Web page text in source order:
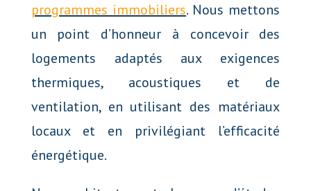
programmes immobiliers. Nous mettons
un point d’honneur à concevoir des
logements adaptés aux exigences
thermiques, acoustiques et de
ventilation, en utilisant des matériaux
locaux et en privilégiant l’efficacité
énergétique.